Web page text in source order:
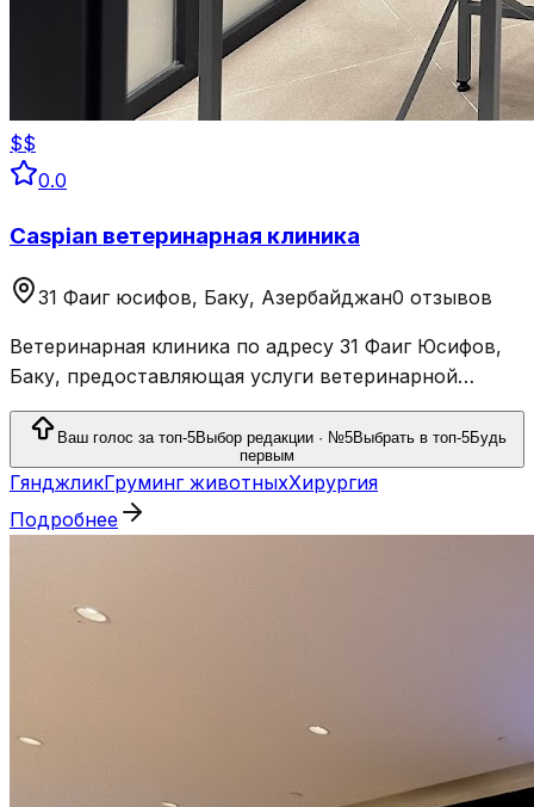
$$
0.0
Caspian ветеринарная клиника
31 Фаиг юсифов, Баку, Азербайджан0 отзывов
Ветеринарная клиника по адресу 31 Фаиг Юсифов,
Баку, предоставляющая услуги ветеринарной
помощи.
Ваш голос за топ-5Выбор редакции · №5Выбрать в топ-5Будь
первым
ГянджликГруминг животныхХирургия
Подробнее